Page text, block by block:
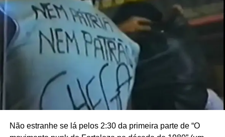
Não estranhe se lá pelos 2:30 da primeira parte de “O